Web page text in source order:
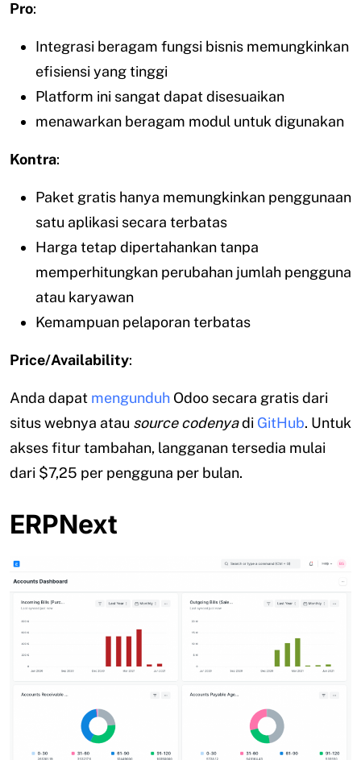
Pro:
Integrasi beragam fungsi bisnis memungkinkan
efisiensi yang tinggi
Platform ini sangat dapat disesuaikan
menawarkan beragam modul untuk digunakan
Kontra:
Paket gratis hanya memungkinkan penggunaan
satu aplikasi secara terbatas
Harga tetap dipertahankan tanpa
memperhitungkan perubahan jumlah pengguna
atau karyawan
Kemampuan pelaporan terbatas
Price/Availability:
Anda dapat mengunduh Odoo secara gratis dari
situs webnya atau source codenyadi GitHub. Untuk
akses fitur tambahan, langganan tersedia mulai
dari $7,25 per pengguna per bulan.
ERPNext